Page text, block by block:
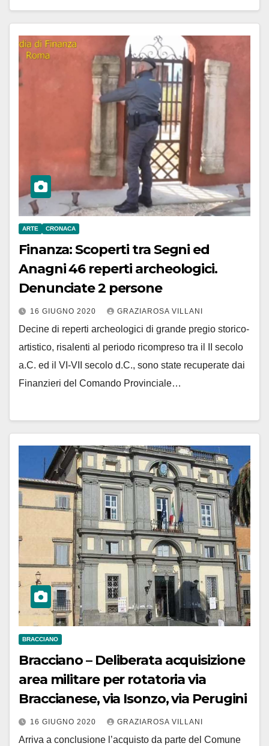
ARTE CRONACA
Finanza: Scoperti tra Segni ed
Anagni 46 reperti archeologici.
Denunciate 2 persone
16 GIUGNO 2020 GRAZIAROSA VILLANI
Decine di reperti archeologici di grande pregio storico-
artistico, risalenti al periodo ricompreso tra il II secolo
a.C. ed il VI-VII secolo d.C., sono state recuperate dai
Finanzieri del Comando Provinciale…
BRACCIANO
Bracciano – Deliberata acquisizione
area militare per rotatoria via
Braccianese, via Isonzo, via Perugini
16 GIUGNO 2020 GRAZIAROSA VILLANI
Arriva a conclusione l’acquisto da parte del Comune